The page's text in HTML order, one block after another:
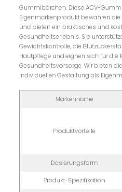
Gummibärchen. Diese ACV-
Eigenmarkenprodukt bewahren
und bieten ein praktisches und
Gesundheitserlebnis. Sie
Gewichtskontrolle, die
Hautpflege und eignen sich für die
Gesundheitsvorsorge. Wir bieten
individuellen Gestaltung als
Markenname
Produktvorteile
Dosierungsform
Produkt-Spezifikation